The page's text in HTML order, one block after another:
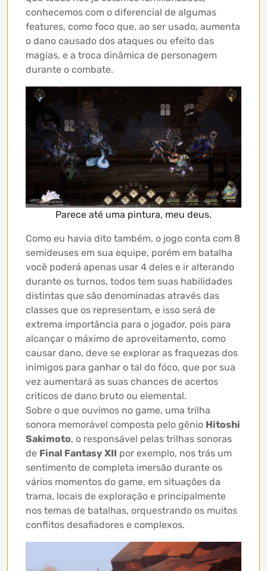
conhecemos com o diferencial de algumas
features, como foco que, ao ser usado, aumenta
o dano causado dos ataques ou efeito das
magias, e a troca dinâmica de personagem
durante o combate.
Parece até uma pintura, meu deus.
Como eu havia dito também, o jogo conta com 8
semideuses em sua equipe, porém em batalha
você poderá apenas usar 4 deles e ir alterando
durante os turnos, todos tem suas habilidades
distintas que são denominadas através das
classes que os representam, e isso será de
extrema importância para o jogador, pois para
alcançar o máximo de aproveitamento, como
causar dano, deve se explorar as fraquezas dos
inimigos para ganhar o tal do fóco, que por sua
vez aumentará as suas chances de acertos
criticos de dano bruto ou elemental.
Sobre o que ouvimos no game, uma trilha
sonora memorável composta pelo gênio Hitoshi
Sakimoto, o responsável pelas trilhas sonoras
de Final Fantasy XII por exemplo, nos trás um
sentimento de completa imersão durante os
vários momentos do game, em situações da
trama, locais de exploração e principalmente
nos temas de batalhas, orquestrando os muitos
conflitos desafiadores e complexos.